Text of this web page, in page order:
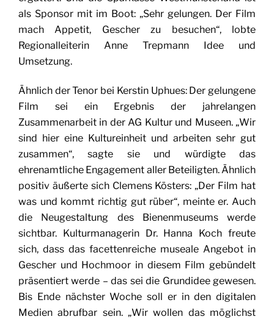
als Sponsor mit im Boot: „Sehr gelungen. Der Film
mach Appetit, Gescher zu besuchen“, lobte
Regionalleiterin Anne Trepmann Idee und
Umsetzung.
Ähnlich der Tenor bei Kerstin Uphues: Der gelungene
Film sei ein Ergebnis der jahrelangen
Zusammenarbeit in der AG Kultur und Museen. „Wir
sind hier eine Kultureinheit und arbeiten sehr gut
zusammen“, sagte sie und würdigte das
ehrenamtliche Engagement aller Beteiligten. Ähnlich
positiv äußerte sich Clemens Kösters: „Der Film hat
was und kommt richtig gut rüber“, meinte er. Auch
die Neugestaltung des Bienenmuseums werde
sichtbar. Kulturmanagerin Dr. Hanna Koch freute
sich, dass das facettenreiche museale Angebot in
Gescher und Hochmoor in diesem Film gebündelt
präsentiert werde – das sei die Grundidee gewesen.
Bis Ende nächster Woche soll er in den digitalen
Medien abrufbar sein. „Wir wollen das möglichst